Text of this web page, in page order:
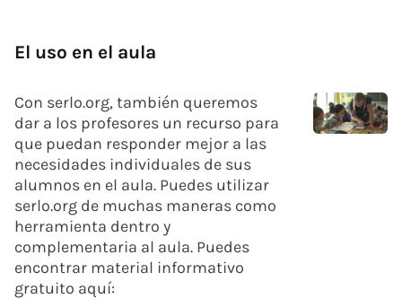
El uso en el aula
Con serlo.org, también queremos
dar a los profesores un recurso para
que puedan responder mejor a las
necesidades individuales de sus
alumnos en el aula. Puedes utilizar
serlo.org de muchas maneras como
herramienta dentro y
complementaria al aula. Puedes
encontrar material informativo
gratuito aquí: